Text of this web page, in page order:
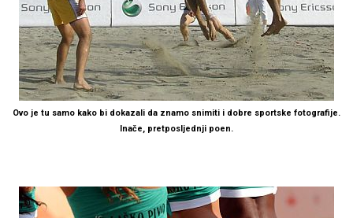
Ovo je tu samo kako bi dokazali da znamo snimiti i dobre sportske fotografije.
Inače, pretposljednji poen.